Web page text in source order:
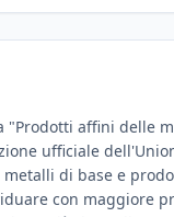
"Prodotti affini
ufficiale
di base e
con maggiore